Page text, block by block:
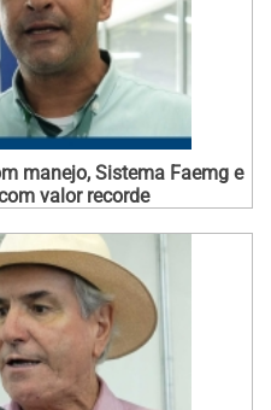
manejo, Sistema Faemg e
valor recorde